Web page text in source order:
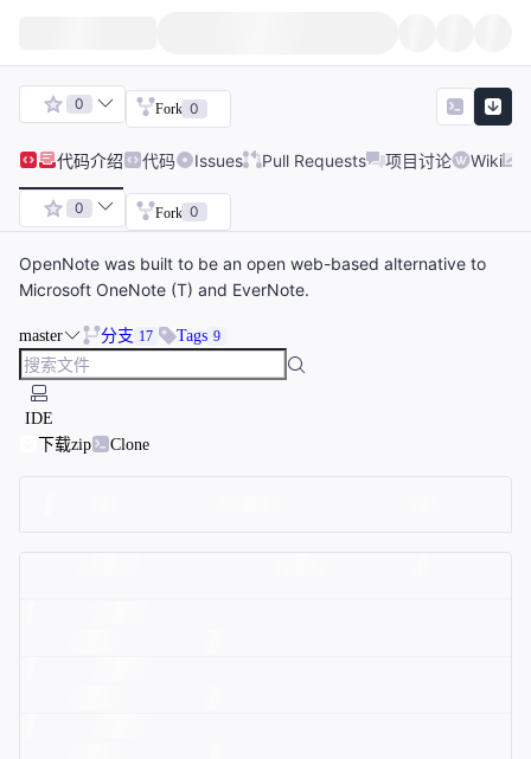
0 Fork 0
代码介绍 代码 Issues Pull Requests 项目讨论 Wiki
0 Fork 0
OpenNote was built to be an open web-based alternative to
Microsoft OneNote (T) and EverNote.
master 分支 17 Tags 9
IDE
下载zip
Clone